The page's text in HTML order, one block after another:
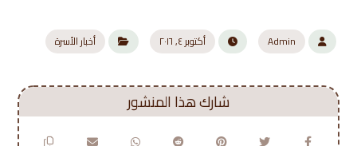
Admin أكتوبر ٤, ٢٠١٦ أخبار الأسرة